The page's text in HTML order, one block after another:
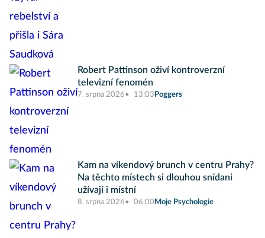
Robert Pattinson oživí kontroverzní
televizní fenomén
7. srpna 2026 13:03 Poggers
Kam na víkendový brunch v centru Prahy?
Na těchto místech si dlouhou snídani
užívají i místní
8. srpna 2026 06:00 Moje Psychologie